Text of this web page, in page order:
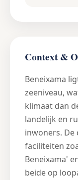
Context &
Beneixama
zeeniveau,
klimaat dan
landelijk en
inwoners.
faciliteiten
Beneixama'
beide op